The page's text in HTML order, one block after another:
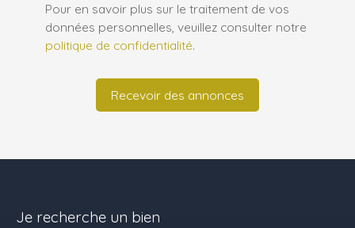
Pour en savoir plus sur le traitement de vos
données personnelles, veuillez consulter notre
politique de confidentialité.
Recevoir des annonces
Je recherche un bien